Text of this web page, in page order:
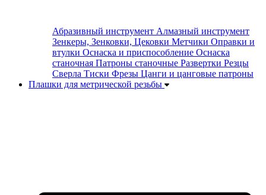
Абразивный инструмент Алмазный инструмент
Зенкеры, Зенковки, Цековки Метчики Оправки и
втулки Оснаска и приспособление Оснаска
станочная Патроны станочные Развертки Резцы
Сверла Тиски Фрезы Цанги и цанговые патроны
Плашки для метрической резьбы